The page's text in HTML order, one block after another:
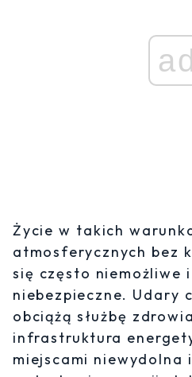
Życie w takich
atmosferycznych bez
się często niemożliwe
niebezpieczne. Udary
obciążą służbę
infrastruktura
miejscami niewydolna